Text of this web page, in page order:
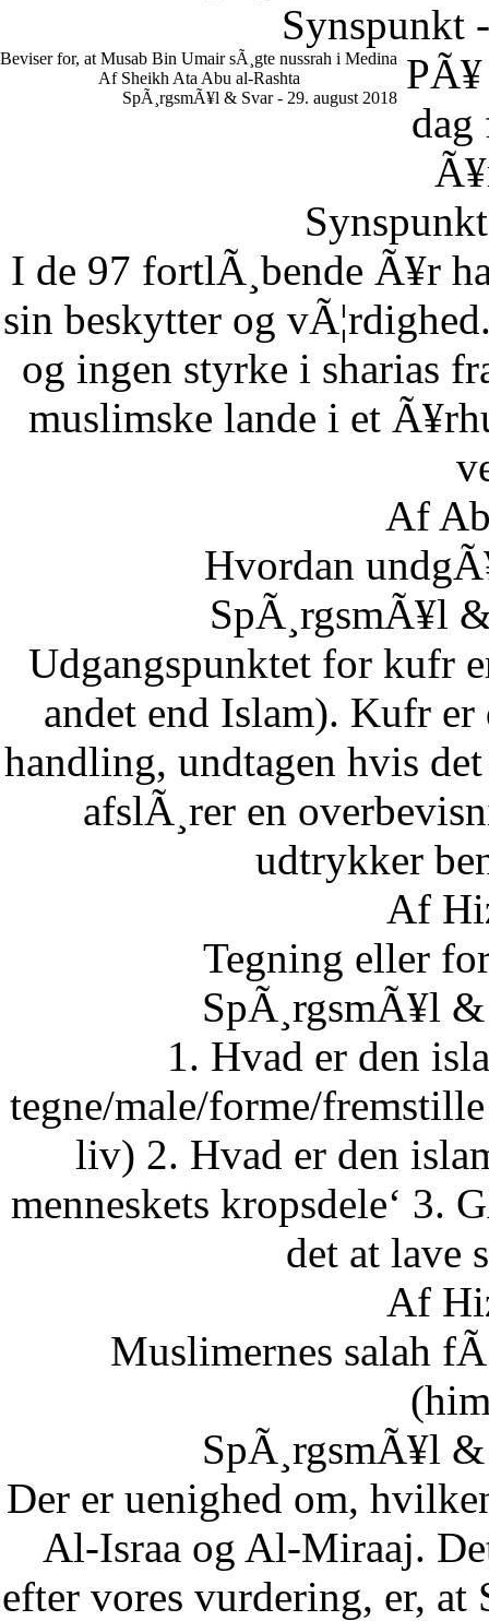
Synspunkt
Beviser for, at Musab Bin Umair sÃ¸gte nussrah i Medina
Af Sheikh Ata Abu al-Rashta
SpÃ¸rgsmÃ¥l & Svar - 29. august 2018
dag
I de 97 fortlÃ¸bende Ã¥r
sin beskytter og
og ingen styrke i sharias
muslimske lande i et
Af
Hvordan
SpÃ¸rgsmÃ¥l
Udgangspunktet for kufr
andet end Islam). Kufr
handling, undtagen hvis
afslÃ¸rer en
udtrykker
Af
Tegning eller
SpÃ¸rgsmÃ¥l
1. Hvad er den
tegne/male/forme/
liv) 2. Hvad er den
menneskets kropsdele‘ 3.
det at lave
Af
Muslimernes salah
SpÃ¸rgsmÃ¥l
Der er uenighed om,
Al-Israa og Al-Miraaj.
efter vores vurdering, er, at